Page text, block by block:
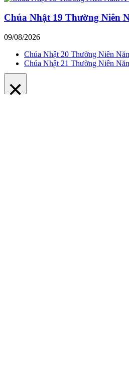
Chúa Nhật 19 Thường Niên
09/08/2026
Chúa Nhật 20 Thường Niên
Chúa Nhật 21 Thường Niên
×